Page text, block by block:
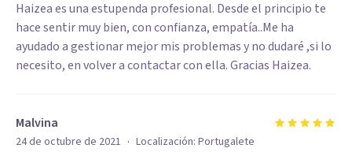
Haizea es una estupenda profesional. Desde el principio te
hace sentir muy bien, con confianza, empatía..Me ha
ayudado a gestionar mejor mis problemas y no dudaré ,si lo
necesito, en volver a contactar con ella. Gracias Haizea.
Malvina
24 de octubre de 2021 · Localización: Portugalete